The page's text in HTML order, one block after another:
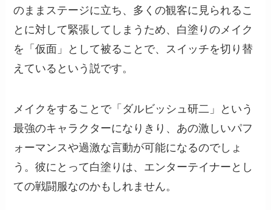
のままステージに立ち、多くの観客に見られるこ
とに対して緊張してしまうため、白塗りのメイク
を「仮面」として被ることで、スイッチを切り替
えているという説です。
メイクをすることで「ダルビッシュ研二」という
最強のキャラクターになりきり、あの激しいパフ
ォーマンスや過激な言動が可能になるのでしょ
う。彼にとって白塗りは、エンターテイナーとし
ての戦闘服なのかもしれません。